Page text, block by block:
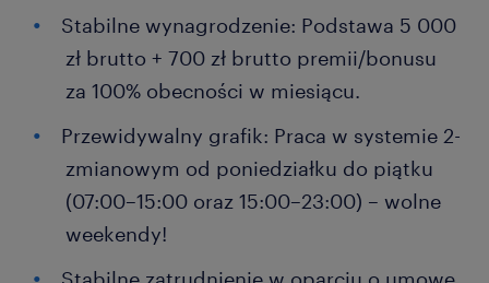
Stabilne wynagrodzenie: Podstawa 5 000
zł brutto + 700 zł brutto premii/bonusu
za 100% obecności w miesiącu.
Przewidywalny grafik: Praca w systemie 2-
zmianowym od poniedziałku do piątku
(07:00–15:00 oraz 15:00–23:00) – wolne
weekendy!